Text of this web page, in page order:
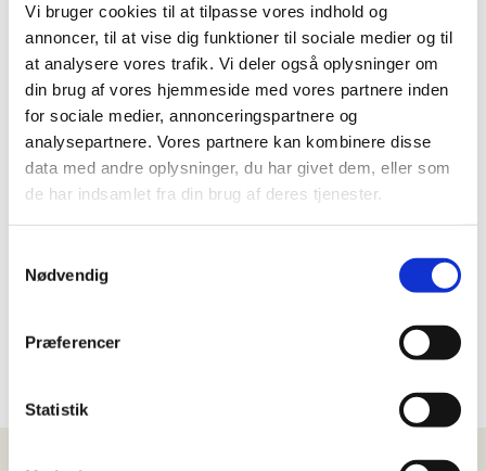
Vi bruger cookies til at tilpasse vores indhold og
annoncer, til at vise dig funktioner til sociale medier og til
at analysere vores trafik. Vi deler også oplysninger om
din brug af vores hjemmeside med vores partnere inden
for sociale medier, annonceringspartnere og
analysepartnere. Vores partnere kan kombinere disse
data med andre oplysninger, du har givet dem, eller som
de har indsamlet fra din brug af deres tjenester.
Nødvendig
Præferencer
Statistik
HosTandlægerne i Lyngbyfår du professionel
rådgivning, så du kan passe bedst muligt på dine
tænder og dit tandkød.
FAQ om blødende tandkød